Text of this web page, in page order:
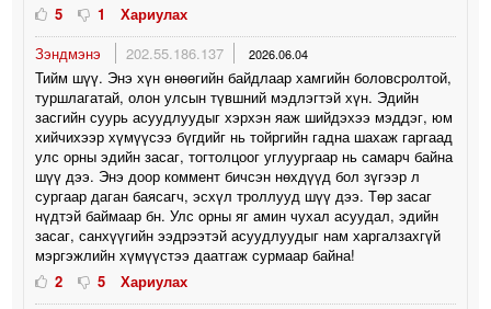
5
1
Хариулах
Зэндмэнэ
202.55.186.137 2026.06.04
Тийм шүү. Энэ хүн өнөөгийн байдлаар хамгийн боловсролтой,
туршлагатай, олон улсын түвшний мэдлэгтэй хүн. Эдийн
засгийн суурь асуудлуудыг хэрхэн яаж шийдэхээ мэддэг, юм
хийчихээр хүмүүсээ бүгдийг нь тойргийн гадна шахаж гаргаад
улс орны эдийн засаг, тогтолцоог углуургаар нь самарч байна
шүү дээ. Энэ доор коммент бичсэн нөхдүүд бол зүгээр л
сургаар даган баясагч, эсхүл троллууд шүү дээ. Төр засаг
нүдтэй баймаар бн. Улс орны яг амин чухал асуудал, эдийн
засаг, санхүүгийн ээдрээтэй асуудлуудыг нам харгалзахгүй
мэргэжлийн хүмүүстээ даатгаж сурмаар байна!
2
5
Хариулах